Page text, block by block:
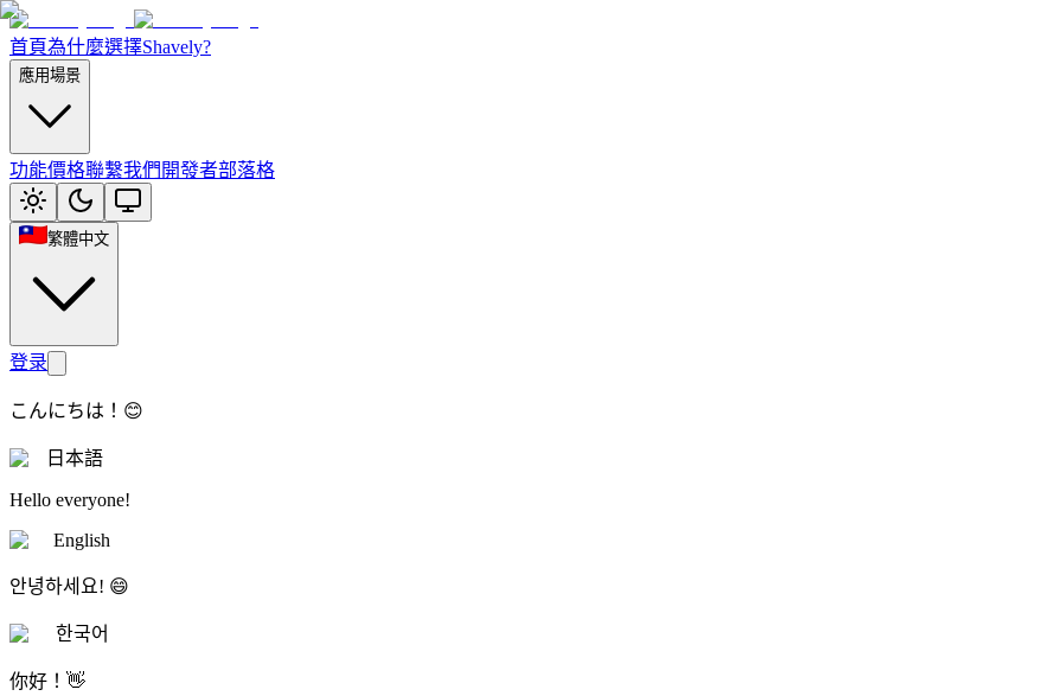
首頁為什麼選擇Shavely?
應用場景
功能價格聯繫我們 開發者部落格
繁體中文
登录
こんにちは！😊
日本語
Hello everyone!
English
안녕하세요! 😄
한국어
你好！👋